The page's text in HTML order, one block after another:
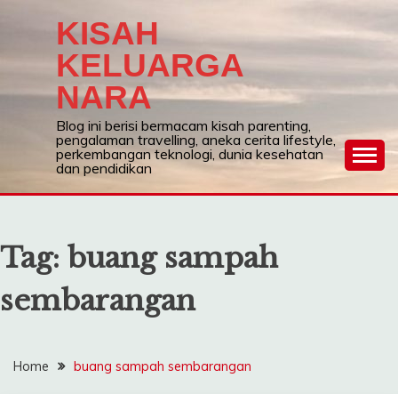
KISAH
KELUARGA
NARA
Blog ini berisi bermacam kisah parenting,
pengalaman travelling, aneka cerita lifestyle,
perkembangan teknologi, dunia kesehatan
dan pendidikan
Tag: buang sampah
sembarangan
Home buang sampah sembarangan